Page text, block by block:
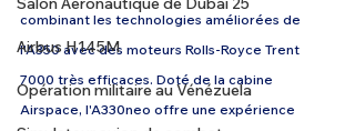
Airbus H145M
Opération militaire au Vénézuela
combinant les technologies améliorées de
l'A350 avec des moteurs Rolls-Royce Trent
7000 très efficaces. Doté de la cabine
Airspace, l'A330neo offre une expérience